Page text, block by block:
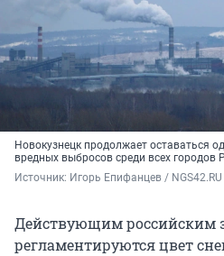
Новокузнецк продолжает оставаться
вредных выбросов среди всех городов
Источник: Игорь Епифанцев / NGS42.RU
Действующим российским
регламентируются цвет